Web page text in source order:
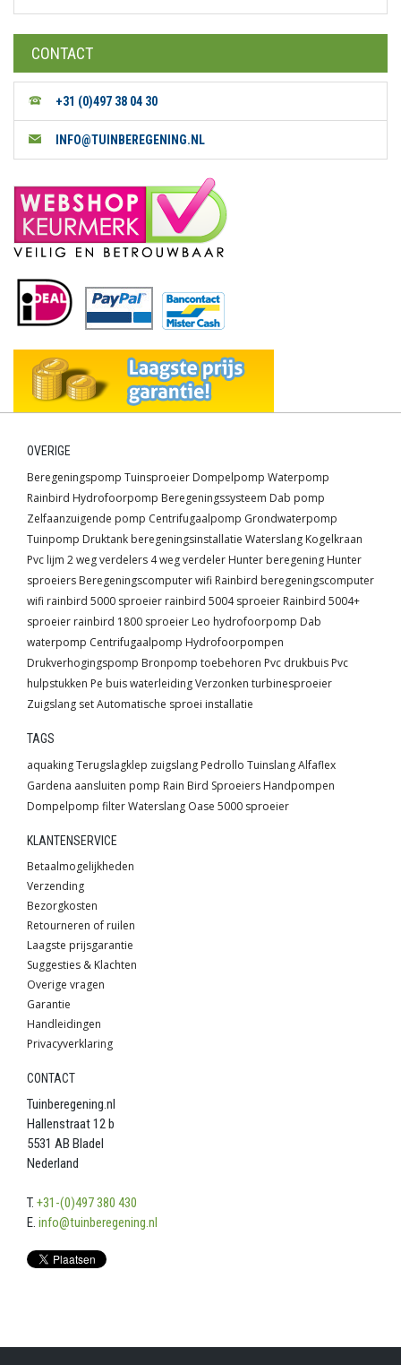
CONTACT
+31 (0)497 38 04 30
INFO@TUINBEREGENING.NL
OVERIGE
Beregeningspomp Tuinsproeier Dompelpomp Waterpomp
Rainbird Hydrofoorpomp Beregeningssysteem Dab pomp
Zelfaanzuigende pomp Centrifugaalpomp Grondwaterpomp
Tuinpomp Druktank beregeningsinstallatie Waterslang Kogelkraan
Pvc lijm 2 weg verdelers 4 weg verdeler Hunter beregening Hunter
sproeiers Beregeningscomputer wifi Rainbird beregeningscomputer
wifi rainbird 5000 sproeier rainbird 5004 sproeier Rainbird 5004+
sproeier rainbird 1800 sproeier Leo hydrofoorpomp Dab
waterpomp Centrifugaalpomp Hydrofoorpompen
Drukverhogingspomp Bronpomp toebehoren Pvc drukbuis Pvc
hulpstukken Pe buis waterleidingVerzonken turbinesproeier
Zuigslang setAutomatische sproei installatie
TAGS
aquakingTerugslagklep zuigslang Pedrollo TuinslangAlfaflex
Gardena aansluiten pomp Rain Bird Sproeiers Handpompen
Dompelpomp filterWaterslang Oase 5000 sproeier
KLANTENSERVICE
Betaalmogelijkheden
Verzending
Bezorgkosten
Retourneren of ruilen
Laagste prijsgarantie
Suggesties & Klachten
Overige vragen
Garantie
Handleidingen
Privacyverklaring
CONTACT
Tuinberegening.nl
Hallenstraat 12 b
5531 AB Bladel
Nederland
T. +31-(0)497 380 430
E. info@tuinberegening.nl